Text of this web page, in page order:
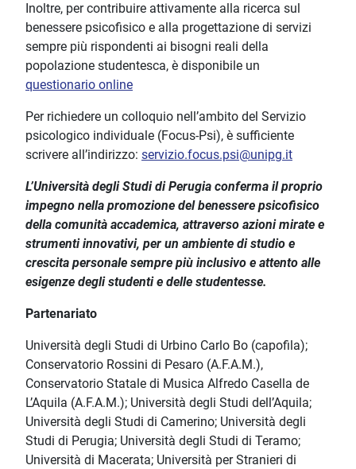
Inoltre, per contribuire attivamente alla ricerca sul
benessere psicofisico e alla progettazione di servizi
sempre più rispondenti ai bisogni reali della
popolazione studentesca, è disponibile un
questionario online
Per richiedere un colloquio nell’ambito del Servizio
psicologico individuale (Focus-Psi), è sufficiente
scrivere all’indirizzo: servizio.focus.psi@unipg.it
L’Università degli Studi di Perugia conferma il proprio
impegno nella promozione del benessere psicofisico
della comunità accademica, attraverso azioni mirate e
strumenti innovativi, per un ambiente di studio e
crescita personale sempre più inclusivo e attento alle
esigenze degli studenti e delle studentesse.
Partenariato
Università degli Studi di Urbino Carlo Bo (capofila);
Conservatorio Rossini di Pesaro (A.F.A.M.),
Conservatorio Statale di Musica Alfredo Casella de
L’Aquila (A.F.A.M.); Università degli Studi dell’Aquila;
Università degli Studi di Camerino; Università degli
Studi di Perugia; Università degli Studi di Teramo;
Università di Macerata; Università per Stranieri di